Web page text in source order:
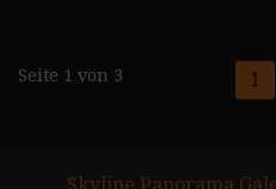
Seite
Seite 1 von 3 1